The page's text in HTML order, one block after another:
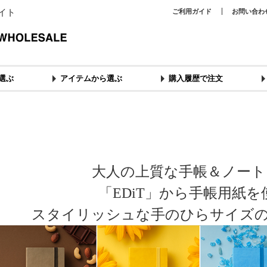
ト ご利用ガイド お問い合わ
ぶ アイテムから選ぶ 購入履歴で注文
大人の上質な手帳＆ノー
「EDiT」から手帳用紙を
スタイリッシュな手のひらサイズ